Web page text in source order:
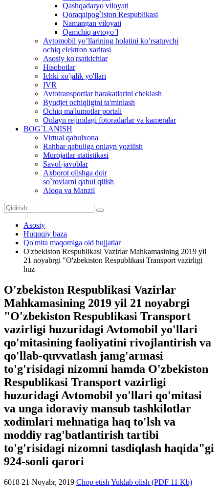
Qashqadaryo viloyati
Qoraqalpog`iston Respublikasi
Namangan viloyati
Qamchiq avtoyo`l
Avtomobil yo’llarining holatini ko’rsatuvchi
ochiq elektron xaritasi
Asosiy ko'rsatkichlar
Hisobotlar
Ichki xo'jalik yo'llari
IVR
Avtotransportlar harakatlarini cheklash
Byudjet ochiqligini ta'minlash
Ochiq ma'lumotlar portali
Onlayn rejimdagi fotoradarlar va kameralar
BOG`LANISH
Virtual qabulxona
Rahbar qabuliga onlayn yozilish
Murojatlar statistikasi
Savol-javoblar
Axborot olishga doir
so`rovlarni qabul qilish
Aloqa va Manzil
Asosiy
Huquqiy baza
Qo'mita maqomiga oid hujjatlar
O'zbekiston Respublikasi Vazirlar Mahkamasining 2019 yil
21 noyabrgi "O'zbekiston Respublikasi Transport vazirligi
huz
O'zbekiston Respublikasi Vazirlar
Mahkamasining 2019 yil 21 noyabrgi
"O'zbekiston Respublikasi Transport
vazirligi huzuridagi Avtomobil yo'llari
qo'mitasining faoliyatini rivojlantirish va
qo'llab-quvvatlash jamg'armasi
to'g'risidagi nizomni hamda O'zbekiston
Respublikasi Transport vazirligi
huzuridagi Avtomobil yo'llari qo'mitasi
va unga idoraviy mansub tashkilotlar
xodimlari mehnatiga haq to'lsh va
moddiy rag'batlantirish tartibi
to'g'risidagi nizomni tasdiqlash haqida"gi
924-sonli qarori
6018 21-Noyabr, 2019 Chop etish Yuklab olish (PDF 11 Kb)